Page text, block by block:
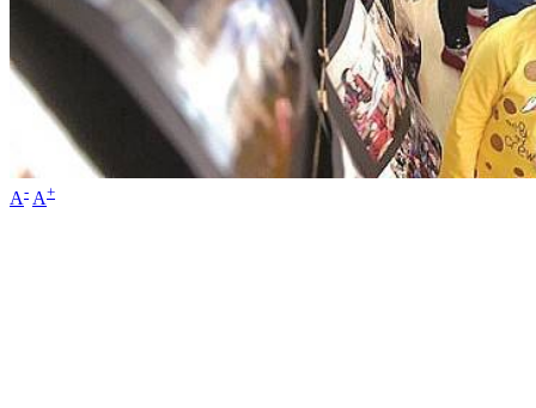
A- A+